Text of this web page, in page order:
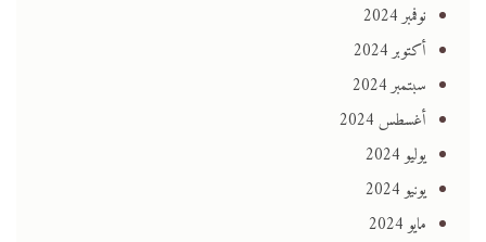
نوفمبر 2024
أكتوبر 2024
سبتمبر 2024
أغسطس 2024
يوليو 2024
يونيو 2024
مايو 2024